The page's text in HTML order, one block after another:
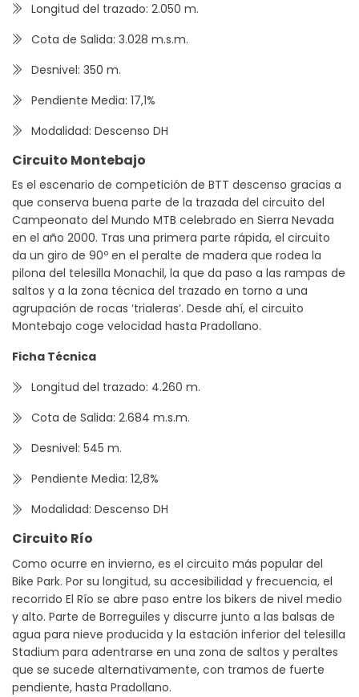
Longitud del trazado: 2.050 m.
Cota de Salida: 3.028 m.s.m.
Desnivel: 350 m.
Pendiente Media: 17,1%
Modalidad: Descenso DH
Circuito Montebajo
Es el escenario de competición de BTT descenso gracias a
que conserva buena parte de la trazada del circuito del
Campeonato del Mundo MTB celebrado en Sierra Nevada
en el año 2000. Tras una primera parte rápida, el circuito
da un giro de 90º en el peralte de madera que rodea la
pilona del telesilla Monachil, la que da paso a las rampas de
saltos y a la zona técnica del trazado en torno a una
agrupación de rocas ‘trialeras’. Desde ahí, el circuito
Montebajo coge velocidad hasta Pradollano.
Ficha Técnica
Longitud del trazado: 4.260 m.
Cota de Salida: 2.684 m.s.m.
Desnivel: 545 m.
Pendiente Media: 12,8%
Modalidad: Descenso DH
Circuito Río
Como ocurre en invierno, es el circuito más popular del
Bike Park. Por su longitud, su accesibilidad y frecuencia, el
recorrido El Río se abre paso entre los bikers de nivel medio
y alto. Parte de Borreguiles y discurre junto a las balsas de
agua para nieve producida y la estación inferior del telesilla
Stadium para adentrarse en una zona de saltos y peraltes
que se sucede alternativamente, con tramos de fuerte
pendiente, hasta Pradollano.